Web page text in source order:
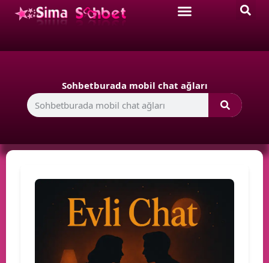
Sohbetburada mobil chat ağları